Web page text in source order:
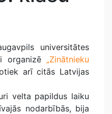
universitātes
organizē „Zinātnieku
arī citās Latvijas
velta papildus laiku
nodarbībās, bija